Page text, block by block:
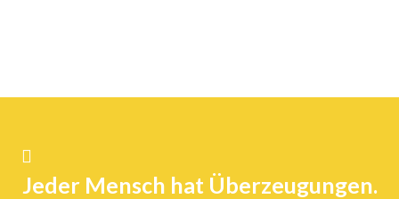
Jeder Mensch hat Überzeugungen.